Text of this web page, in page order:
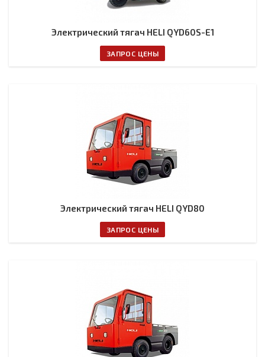
Электрический тягач HELI QYD60S-E1
ЗАПРОС ЦЕНЫ
Электрический тягач HELI QYD80
ЗАПРОС ЦЕНЫ